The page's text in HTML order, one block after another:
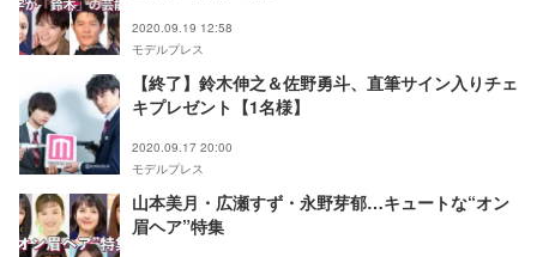
2020.09.19 12:58
モデルプレス
【終了】鈴木伸之＆佐野勇斗、直筆サイン入りチェ
キプレゼント【1名様】
2020.09.17 20:00
モデルプレス
山本美月・広瀬すず・永野芽郁…キュートな“オン
眉ヘア”特集